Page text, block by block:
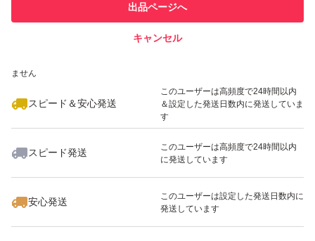
での取引実績があります
ません
スピード＆安心発送
このユーザーは高頻度で24時間以内
＆設定した発送日数内に発送していま
す
スピード発送
このユーザーは高頻度で24時間以内
に発送しています
安心発送
このユーザーは設定した発送日数内に
発送しています
出品ページへ
キャンセル
いいね！
8,750